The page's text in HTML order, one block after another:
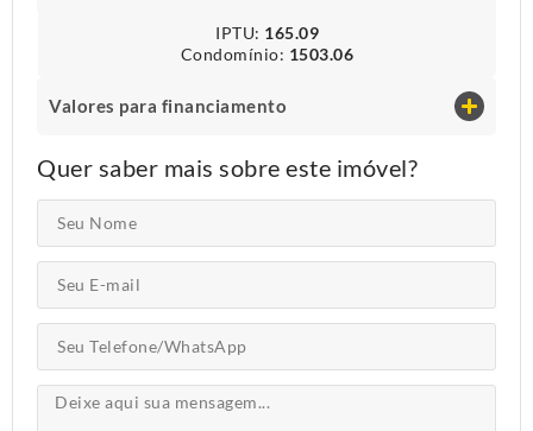
IPTU​: 165.09
Condomínio​: 1503.06
Valores para financiamento
Quer saber mais sobre este imóvel?